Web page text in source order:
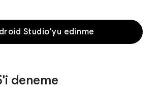
Studio'yu edinme
deneme